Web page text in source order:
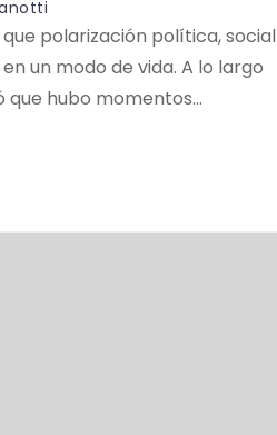
polarización política, social
un modo de vida. A lo largo
que hubo momentos…